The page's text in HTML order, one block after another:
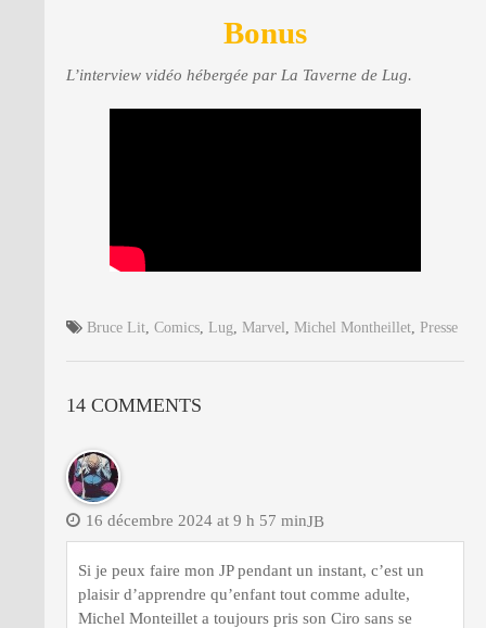
Bonus
L’interview vidéo hébergée par La Taverne de Lug.
Bruce Lit Comics Lug Marvel Michel Montheillet Presse
14 COMMENTS
JB
16 décembre 2024 at 9 h 57 min
Si je peux faire mon JP pendant un instant, c’est un
plaisir d’apprendre qu’enfant tout comme adulte,
Michel Monteillet a toujours pris son Ciro sans se